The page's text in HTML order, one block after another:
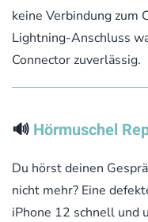
keine Verbindung zum
Lightning-Anschluss
Connector zuverlässig.
🔊 Hörmuschel
Du hörst deinen
nicht mehr? Eine
iPhone 12 schnell und